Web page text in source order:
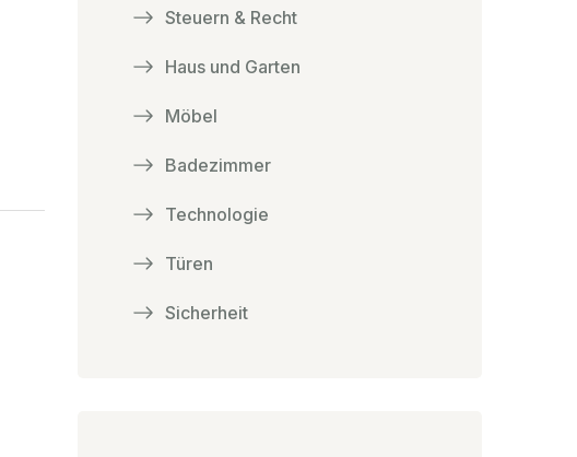
Steuern & Recht
Haus und Garten
Möbel
Badezimmer
Technologie
Türen
Sicherheit